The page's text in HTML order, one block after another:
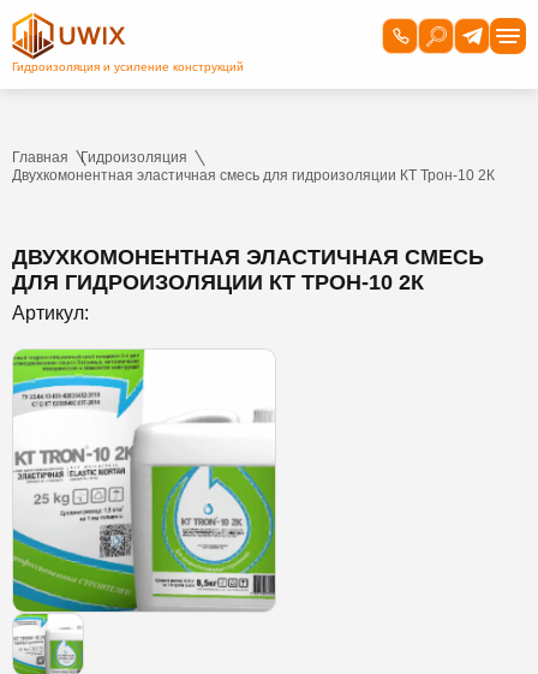
Главная
Гидроизоляция
Двухкомонентная эластичная смесь для гидроизоляции КТ Трон-10 2К
ДВУХКОМОНЕНТНАЯ ЭЛАСТИЧНАЯ СМЕСЬ
ДЛЯ ГИДРОИЗОЛЯЦИИ КТ ТРОН-10 2К
Артикул: